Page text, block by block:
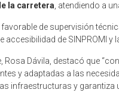
la carretera , atendiendo a
favorable de supervisión
de SINPROMI y
Rosa Dávila, destacó que
y adaptadas a las
infraestructuras y garantiza